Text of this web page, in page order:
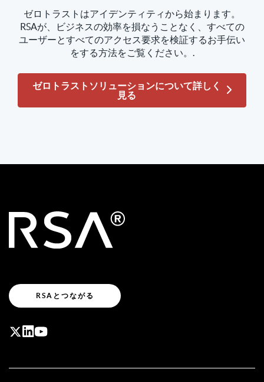
ゼロトラストはアイデンティティから始まります。
RSAが、ビジネスの効率を損なうことなく、すべての
ユーザーとすべてのアクセス要求を検証するお手伝い
をする方法をご覧ください。.
ゼロトラストソリューションについて詳しく
見る
RSAとつながる